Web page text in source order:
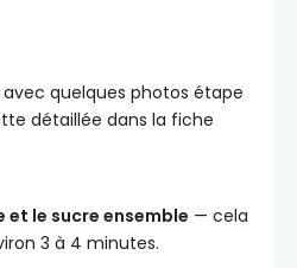
quelques photos étape
détaillée dans la fiche
et le sucre ensemble — cela
3 à 4 minutes.